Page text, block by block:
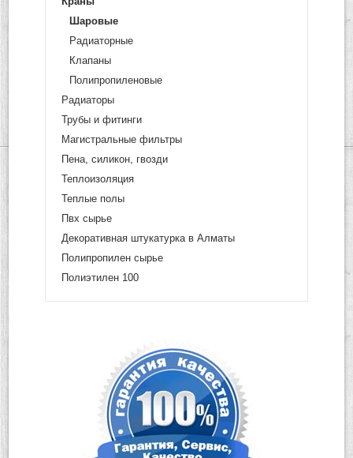
Шаровые
Радиаторные
Клапаны
Полипропиленовые
Радиаторы
Трубы и фитинги
Магистральные фильтры
Пена, силикон, гвозди
Теплоизоляция
Теплые полы
Пвх сырье
Декоративная штукатурка в Алматы
Полипропилен сырье
Полиэтилен 100